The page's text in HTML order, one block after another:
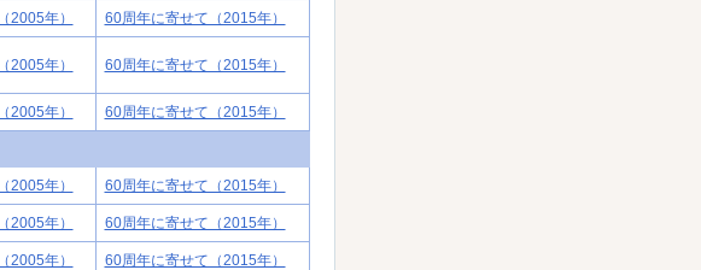
2005年） 60周年に寄せて（2015年）
2005年） 60周年に寄せて（2015年）
2005年） 60周年に寄せて（2015年）
2005年） 60周年に寄せて（2015年）
2005年） 60周年に寄せて（2015年）
2005年） 60周年に寄せて（2015年）